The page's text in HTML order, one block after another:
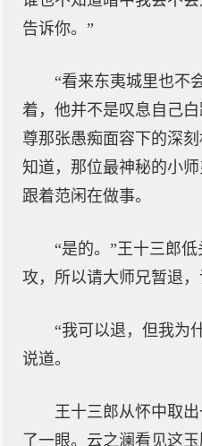
告诉你。”
“看来东夷城里也不
着，他并不是叹息自己
尊那张愚痴面容下的深
知道，那位最神秘的小
跟着范闲在做事。
“是的。”王十三郎
攻，所以请大师兄暂退
“我可以退，但我为
说道。
王十三郎从怀中取
了一眼。云之澜看见这